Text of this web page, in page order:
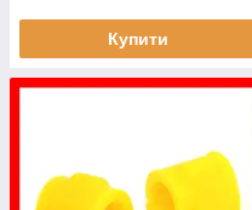
Купити